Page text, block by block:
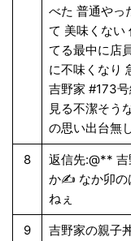
べた 普通やっ
て 美味くない
てる最中に店
に不味くなり
吉野家 #173
見る不潔そう
の思い出台無
8
返信先:@** 吉
か✍️ なか卯の
ねぇ
9
吉野家の親子